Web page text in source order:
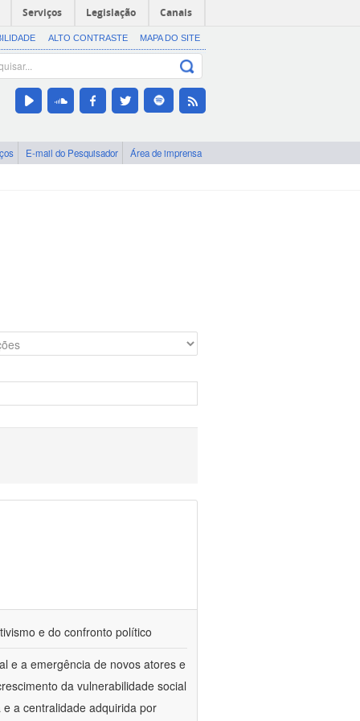
Serviços Legislação Canais
ALTO CONTRASTE MAPA DO SITE
E-mail do Pesquisador Área de imprensa
e do confronto político
e a emergência de novos atores e
da vulnerabilidade social
a centralidade adquirida por